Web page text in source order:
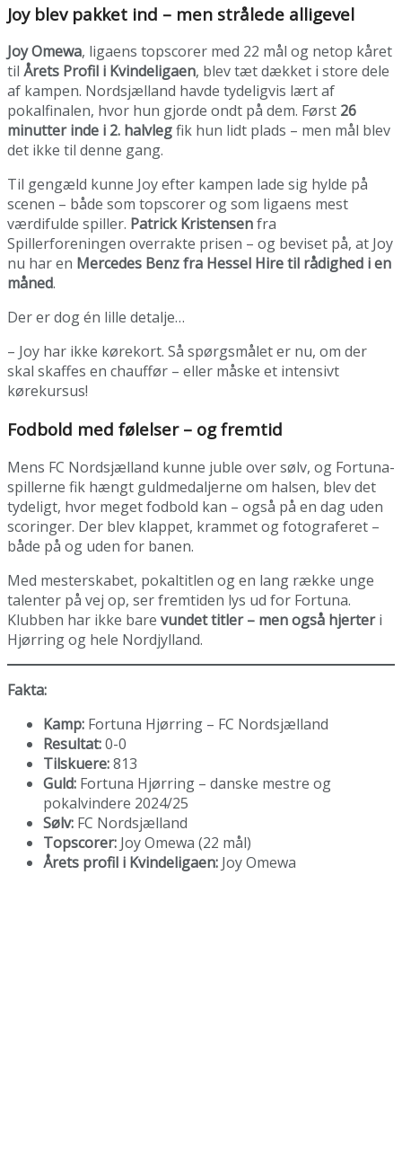
Joy blev pakket ind – men strålede alligevel
Joy Omewa, ligaens topscorer med 22 mål og netop kåret
til Årets Profil i Kvindeligaen, blev tæt dækket i store dele
af kampen. Nordsjælland havde tydeligvis lært af
pokalfinalen, hvor hun gjorde ondt på dem. Først 26
minutter inde i 2. halvlegfik hun lidt plads – men mål blev
det ikke til denne gang.
Til gengæld kunne Joy efter kampen lade sig hylde på
scenen – både som topscorer og som ligaens mest
værdifulde spiller. Patrick Kristensenfra
Spillerforeningen overrakte prisen – og beviset på, at Joy
nu har en Mercedes Benz fra Hessel Hire til rådighed i en
måned.
Der er dog én lille detalje…
– Joy har ikke kørekort. Så spørgsmålet er nu, om der
skal skaffes en chauffør – eller måske et intensivt
kørekursus!
Fodbold med følelser – og fremtid
Mens FC Nordsjælland kunne juble over sølv, og Fortuna-
spillerne fik hængt guldmedaljerne om halsen, blev det
tydeligt, hvor meget fodbold kan – også på en dag uden
scoringer. Der blev klappet, krammet og fotograferet –
både på og uden for banen.
Med mesterskabet, pokaltitlen og en lang række unge
talenter på vej op, ser fremtiden lys ud for Fortuna.
Klubben har ikke bare vundet titler – men også hjerteri
Hjørring og hele Nordjylland.
Fakta:
Kamp: Fortuna Hjørring – FC Nordsjælland
Resultat:0-0
Tilskuere:813
Guld: Fortuna Hjørring – danske mestre og
pokalvindere 2024/25
Sølv: FC Nordsjælland
Topscorer: Joy Omewa (22 mål)
Årets profil i Kvindeligaen: Joy Omewa